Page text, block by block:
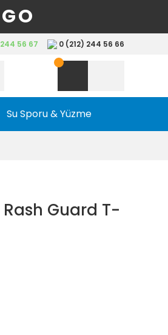
56 67 0 (212) 244 56 66
Su Sporu & Yüzme
Rash Guard T-